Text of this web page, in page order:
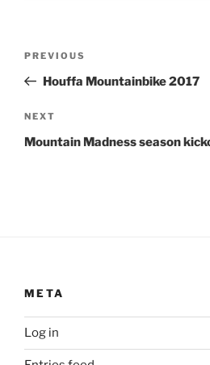
Previous
Post
PREVIOUS
Houffa Mountainbike 2017
Next
Post
NEXT
Mountain Madness season
META
Log in